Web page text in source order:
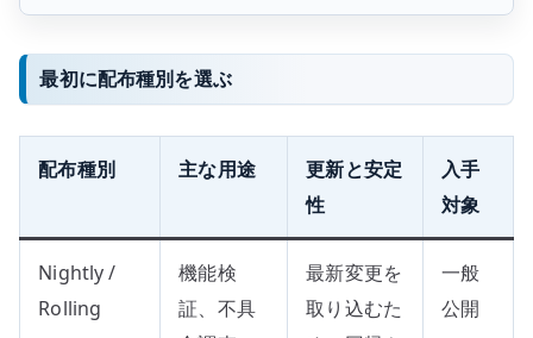
最初に配布種別を選ぶ
配布種別 主な用途
更新と安定
性
入手
対象
Nightly /
Rolling
機能検
証、不具
最新変更を
取り込むた
一般
公開